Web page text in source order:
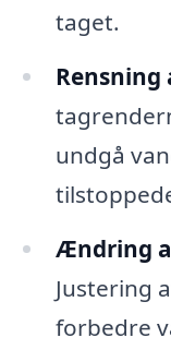
taget.
undgå
Ændring
Justering
forbedre